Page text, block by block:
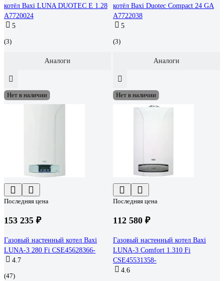
котёл Baxi LUNA DUOTEC E 1.28
A7720024
5
(3)
Аналоги
котёл Baxi Duotec Compact 24 GA
A7722038
5
(3)
Аналоги
Нет в наличии
Последняя цена
153 235 ₽
Газовый настенный котел Baxi
LUNA-3 280 Fi CSE45628366-
4.7
(47)
Нет в наличии
Последняя цена
112 580 ₽
Газовый настенный котел Baxi
LUNA-3 Comfort 1.310 Fi
CSE45531358-
4.6